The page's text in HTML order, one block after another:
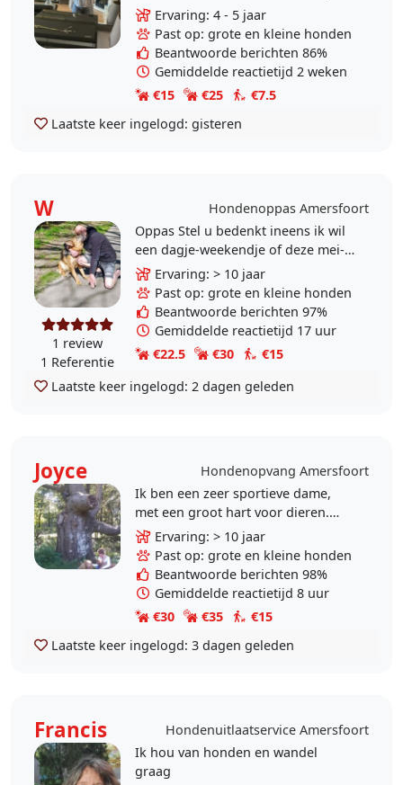
maken. Ik wil graag andere helpen
om met hun hond te lopen als hun
het zelf niet..
Ervaring: 4 - 5 jaar
Past op: grote en kleine honden
Beantwoorde berichten 86%
Gemiddelde reactietijd 2 weken
€15
€25
€7.5
Laatste keer ingelogd: gisteren
W Hondenoppas Amersfoort
1 review
1 Referentie
Oppas Stel u bedenkt ineens ik wil
een dagje-weekendje of deze mei-
vakantie weg wat nu met de hond.
Als uw hond goed zindelijk is en
geen..
Ervaring: > 10 jaar
Past op: grote en kleine honden
Beantwoorde berichten 97%
Gemiddelde reactietijd 17 uur
€22.5
€30
€15
Laatste keer ingelogd: 2 dagen geleden
Joyce
Hondenopvang Amersfoort
Ik ben een zeer sportieve dame,
met een groot hart voor dieren.
Weet goed en consequent om te
gaan met de hond en zal de hond
uitlaten naar wens van..
Ervaring: > 10 jaar
Past op: grote en kleine honden
Beantwoorde berichten 98%
Gemiddelde reactietijd 8 uur
€30
€35
€15
Laatste keer ingelogd: 3 dagen geleden
Francis
Hondenuitlaatservice Amersfoort
Ik hou van honden en wandel
graag